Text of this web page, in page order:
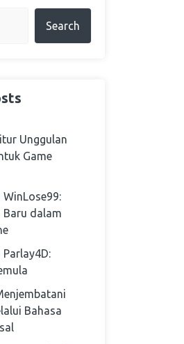
Search
Unggulan
Game
Baru dalam
Bahasa